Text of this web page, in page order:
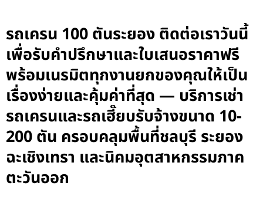
รถเครน 100 ตันระยอง ติดต่อเราวันนี้
เพื่อรับคำปรึกษาและใบเสนอราคาฟรี
พร้อมเนรมิตทุกงานยกของคุณให้เป็น
เรื่องง่ายและคุ้มค่าที่สุด — บริการเช่า
รถเครนและรถเฮี๊ยบรับจ้างขนาด 10-
200 ตัน ครอบคลุมพื้นที่ชลบุรี ระยอง
ฉะเชิงเทรา และนิคมอุตสาหกรรมภาค
ตะวันออก